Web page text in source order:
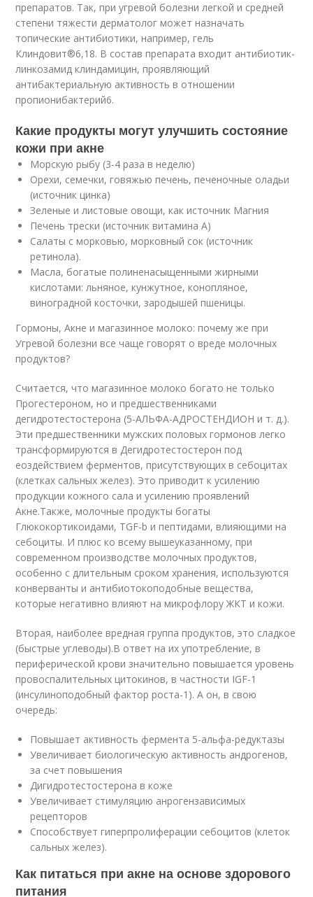
препаратов. Так, при угревой болезни легкой и средней
степени тяжести дерматолог может назначать
топические антибиотики, например, гель
Клиндовит®6,18. В состав препарата входит антибиотик-
линкозамид клиндамицин, проявляющий
антибактериальную активность в отношении
пропионибактерий6.
Какие продукты могут улучшить состояние
кожи при акне
Морскую рыбу (3-4 раза в неделю)
Орехи, семечки, говяжью печень, печеночные оладьи
(источник цинка)
Зеленые и листовые овощи, как источник Магния
Печень трески (источник витамина А)
Салаты с морковью, морковный сок (источник
ретинола).
Масла, богатые полиненасыщенными жирными
кислотами: льняное, кунжутное, конопляное,
виноградной косточки, зародышей пшеницы.
Гормоны, Акне и магазинное молоко: почему же при
Угревой болезни все чаще говорят о вреде молочных
продуктов?
Считается, что магазинное молоко богато не только
Прогестероном, но и предшественниками
дегидротестостерона (5-АЛЬФА-АДРОСТЕНДИОН и т. д.).
Эти предшественники мужских половых гормонов легко
трансформируются в Дегидротестостерон под
еоздействием ферментов, присутствующих в себоцитах
(клетках сальных желез). Это приводит к усилению
продукции кожного сала и усилению проявлений
Акне.Также, молочные продукты богаты
Глюкокортикоидами, TGF-b и пептидами, влияющими на
себоциты. И плюс ко всему вышеуказанному, при
современном производстве молочных продуктов,
особенно с длительным сроком хранения, используются
конверванты и антибиотокоподобные вещества,
которые негативно влияют на микрофлору ЖКТ и кожи.
Вторая, наиболее вредная группа продуктов, это сладкое
(быстрые углеводы).В ответ на их употребление, в
периферической крови значительно повышается уровень
провоспалительных цитокинов, в частности IGF-1
(инсулиноподобный фактор роста-1). А он, в свою
очередь:
Повышает активность фермента 5-альфа-редуктазы
Увеличивает биологическую активность андрогенов,
за счет повышения
Дигидротестостерона в коже
Увеличивает стимуляцию анрогензависимых
рецепторов
Способствует гиперпролиферации себоцитов (клеток
сальных желез).
Как питаться при акне на основе здорового
питания